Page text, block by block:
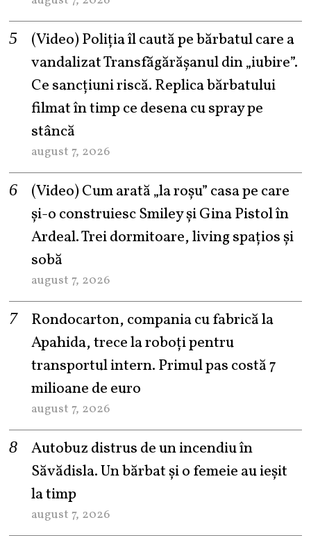
(Video) Poliția îl caută pe bărbatul care a
vandalizat Transfăgărășanul din „iubire”.
Ce sancțiuni riscă. Replica bărbatului
filmat în timp ce desena cu spray pe
stâncă
august 7, 2026
(Video) Cum arată „la roşu” casa pe care
şi-o construiesc Smiley şi Gina Pistol în
Ardeal. Trei dormitoare, living spațios și
sobă
august 7, 2026
Rondocarton, compania cu fabrică la
Apahida, trece la roboți pentru
transportul intern. Primul pas costă 7
milioane de euro
august 7, 2026
Autobuz distrus de un incendiu în
Săvădisla. Un bărbat și o femeie au ieșit
la timp
august 7, 2026